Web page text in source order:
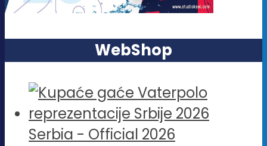
WebShop
Serbia - Official 2026